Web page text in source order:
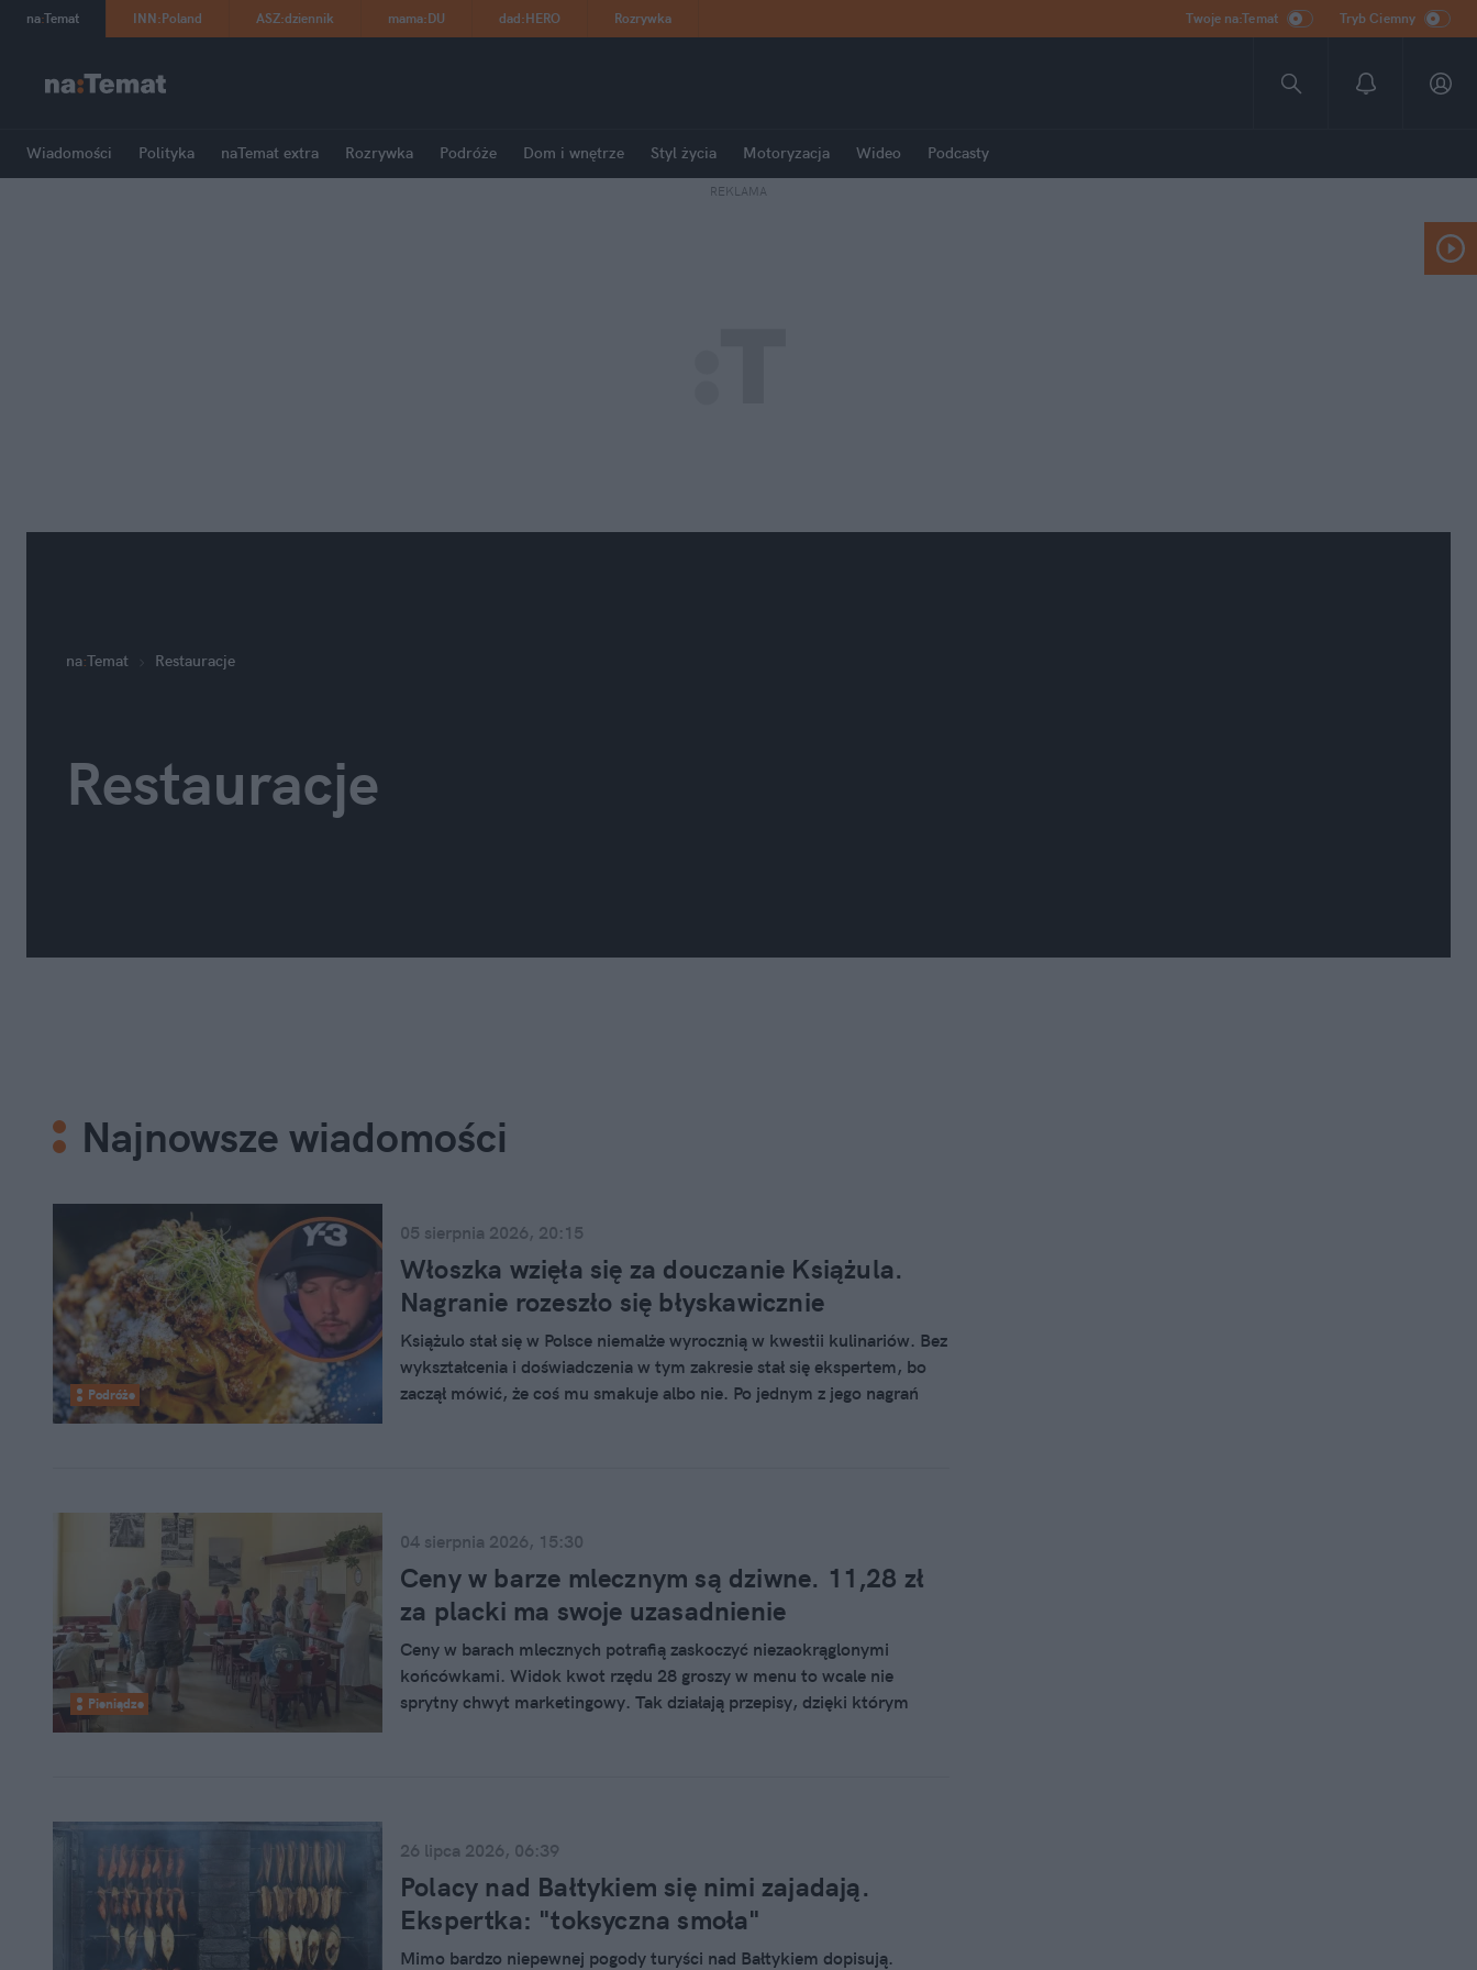
na:Temat INN:Poland ASZ:dziennik mama:DU dad:HERO Rozrywka Twoje na:Temat Tryb Ciemny
Wiadomości Polityka naTemat extra Rozrywka Podróże Dom i wnętrze Styl życia Motoryzacja Wideo Podcasty
REKLAMA
na:Temat Restauracje
Restauracje
Najnowsze wiadomości
Podróże
05 sierpnia 2026, 20:15
Włoszka wzięła się za douczanie Książula.
Nagranie rozeszło się błyskawicznie
Książulo stał się w Polsce niemalże wyrocznią w kwestii kulinariów. Bez
wykształcenia i doświadczenia w tym zakresie stał się ekspertem, bo
zaczął mówić, że coś mu smakuje albo nie. Po jednym z jego nagrań
Pieniądze
04 sierpnia 2026, 15:30
Ceny w barze mlecznym są dziwne. 11,28 zł
za placki ma swoje uzasadnienie
Ceny w barach mlecznych potrafią zaskoczyć niezaokrąglonymi
końcówkami. Widok kwot rzędu 28 groszy w menu to wcale nie
sprytny chwyt marketingowy. Tak działają przepisy, dzięki którym
26 lipca 2026, 06:39
Polacy nad Bałtykiem się nimi zajadają.
Ekspertka: "toksyczna smoła"
Mimo bardzo niepewnej pogody turyści nad Bałtykiem dopisują.